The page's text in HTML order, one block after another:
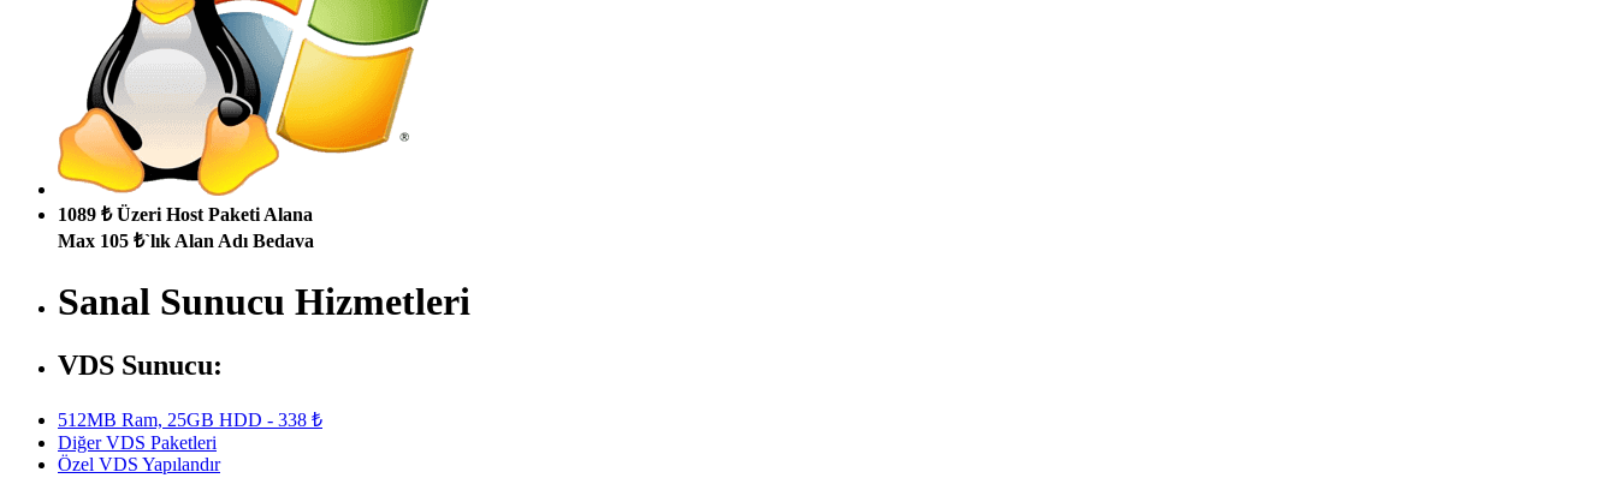
1089 ₺ Üzeri Host Paketi Alana
Max 105 ₺`lık Alan Adı Bedava
Sanal Sunucu Hizmetleri
VDS Sunucu:
512MB Ram, 25GB HDD - 338 ₺
Diğer VDS Paketleri
Özel VDS Yapılandır